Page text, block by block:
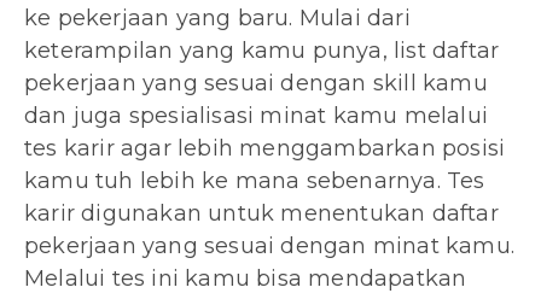
ke pekerjaan yang baru. Mulai dari
keterampilan yang kamu punya, list daftar
pekerjaan yang sesuai dengan skill kamu
dan juga spesialisasi minat kamu melalui
tes karir agar lebih menggambarkan posisi
kamu tuh lebih ke mana sebenarnya. Tes
karir digunakan untuk menentukan daftar
pekerjaan yang sesuai dengan minat kamu.
Melalui tes ini kamu bisa mendapatkan